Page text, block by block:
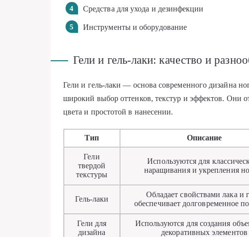
Средства для ухода и дезинфекции
Инструменты и оборудование
Гели и гель-лаки: качество и
Гели и гель-лаки — основа современного дизайна
широкий выбор оттенков, текстур и эффектов. Они
цвета и простотой в нанесении.
Тип Описание
Гели
твердой
текстуры
Используются для
наращивания и укрепления
Гель-лаки
Обладает свойствами лака и
обеспечивает долговременное
Гели для
дизайна
Используются для создания
декоративных элементов